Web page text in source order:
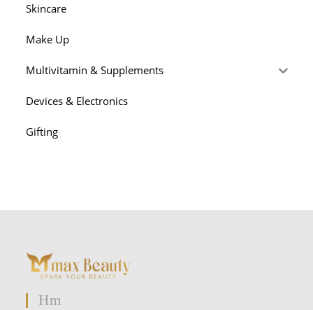
Skincare
Make Up
Multivitamin & Supplements
Devices & Electronics
Gifting
Hm